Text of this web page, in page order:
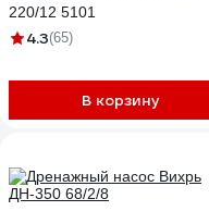
220/12 5101
4.3(65)
В корзину